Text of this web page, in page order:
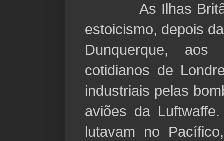
As Ilhas
estoicismo, depois
Dunquerque, aos
cotidianos de
industriais pelas
aviões da
lutavam no